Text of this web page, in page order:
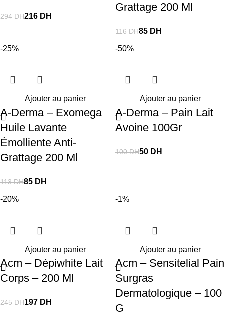
294DH216 DH
Grattage 200 Ml
116DH85 DH
-25%
Ajouter au panier
A-Derma – Exomega
Huile Lavante
Émolliente Anti-
Grattage 200 Ml
113DH85 DH
-50%
Ajouter au panier
A-Derma – Pain Lait
Avoine 100Gr
100DH50 DH
-20%
Ajouter au panier
Acm – Dépiwhite Lait
Corps – 200 Ml
245DH197 DH
-1%
Ajouter au panier
Acm – Sensitelial Pain
Surgras
Dermatologique – 100
G